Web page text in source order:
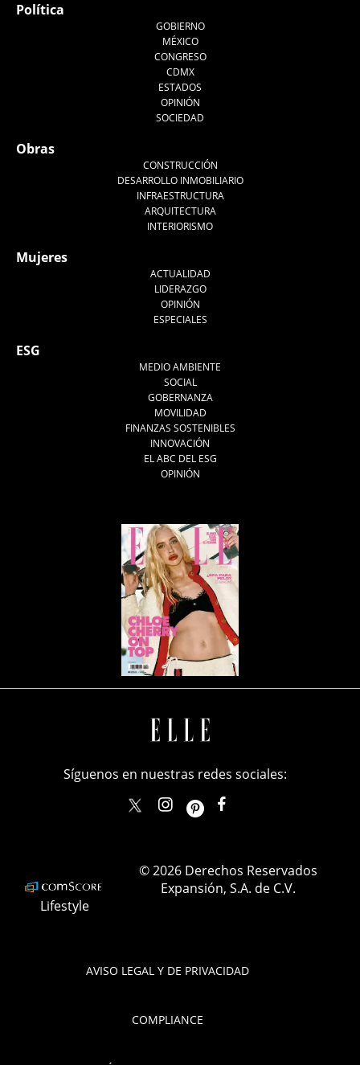
Política
GOBIERNO
MÉXICO
CONGRESO
CDMX
ESTADOS
OPINIÓN
SOCIEDAD
Obras
CONSTRUCCIÓN
DESARROLLO INMOBILIARIO
INFRAESTRUCTURA
ARQUITECTURA
INTERIORISMO
Mujeres
ACTUALIDAD
LIDERAZGO
OPINIÓN
ESPECIALES
ESG
MEDIO AMBIENTE
SOCIAL
GOBERNANZA
MOVILIDAD
FINANZAS SOSTENIBLES
INNOVACIÓN
EL ABC DEL ESG
OPINIÓN
AVISO LEGAL Y DE PRIVACIDAD
COMPLIANCE
Síguenos en nuestras redes sociales:
elle_mexicoellemexico
Lifestyle
© 2026 Derechos Reservados
Expansión, S.A. de C.V.